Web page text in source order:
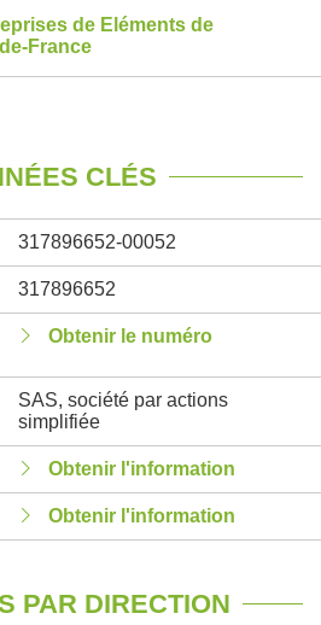
de Eléments de
France
CLÉS
317896652-00052
317896652
Obtenir le numéro
SAS, société par actions
simplifiée
Obtenir l'information
Obtenir l'information
PAR DIRECTION